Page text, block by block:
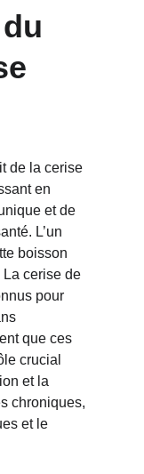
de la cerise
en
et de
L’un
boisson
cerise de
pour
que ces
crucial
et la
chroniques,
et le